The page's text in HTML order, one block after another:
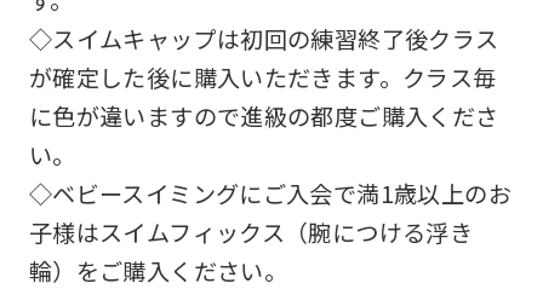
◇スイムキャップは初回の練習終了後クラス
が確定した後に購入いただきます。クラス毎
に色が違いますので進級の都度ご購入くださ
い。
◇ベビースイミングにご入会で満1歳以上のお
子様はスイムフィックス（腕につける浮き
輪）をご購入ください。